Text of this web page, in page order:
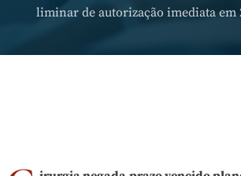
liminar de autorização imediata em